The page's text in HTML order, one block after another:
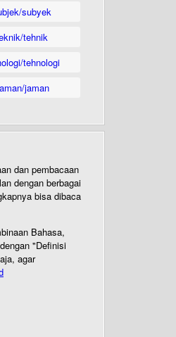
subyek
tehnik
tehnologi
jaman
dan pembacaan
dengan berbagai
bisa dibaca
Bahasa,
"Definisi
agar